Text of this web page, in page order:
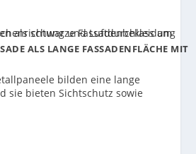
ALS LANGE FASSADENFLÄCHE MIT
bilden eine lange
sie bieten Sichtschutz sowie